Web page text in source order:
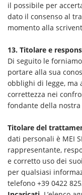
il possibile per
dato il consenso al
momento alla
13. Titolare e
Di seguito le
portare alla sua
obblighi di legge, ma
correttezza nei
fondante della
Titolare del
dati personali è MEI
rappresentante,
e corretto uso dei
per qualsiasi
telefono +39 0422